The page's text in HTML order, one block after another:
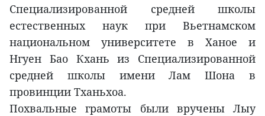
Специализированной средней школы
естественных наук при Вьетнамском
национальном университете в Ханое и
Нгуен Бао Кхань из Специализированной
средней школы имени Лам Шона в
провинции Тханьхоа.
Похвальные грамоты были вручены Лыу